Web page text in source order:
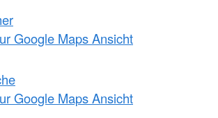
Google Maps Ansicht
Google Maps Ansicht